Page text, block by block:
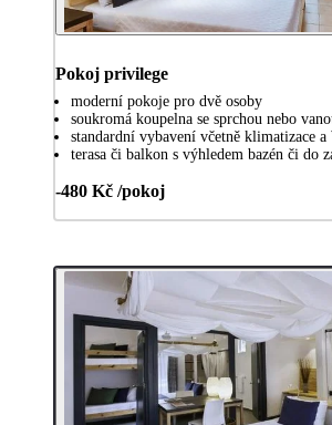
Pokoj privilege
moderní pokoje pro dvě osoby
soukromá koupelna se sprchou nebo
standardní vybavení včetně klimatizace
terasa či balkon s výhledem bazén či do
-480 Kč /pokoj